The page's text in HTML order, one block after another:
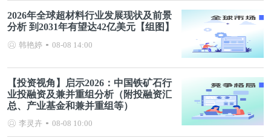
2026年全球超材料行业发展现状及前景
分析 到2031年有望达42亿美元【组图】
韩艳婷 08-08 14:00
【投资视角】启示2026：中国铁矿石行
业投融资及兼并重组分析（附投融资汇
总、产业基金和兼并重组等）
李灵卉 08-08 10:00